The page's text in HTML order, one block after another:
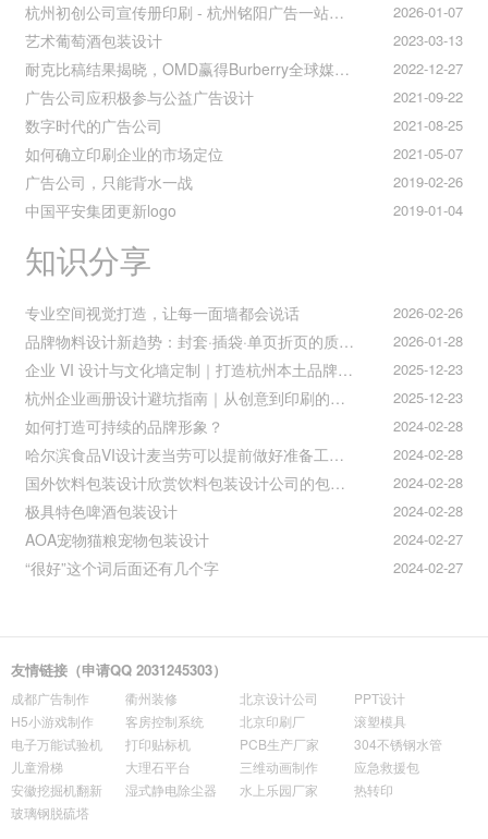
2026-01-07
杭州初创公司宣传册印刷 - 杭州铭阳广告一站式解决方案
2023-03-13
艺术葡萄酒包装设计
2022-12-27
耐克比稿结果揭晓，OMD赢得Burberry全球媒介业务（转自广告狂人日报）
2021-09-22
广告公司应积极参与公益广告设计
2021-08-25
数字时代的广告公司
2021-05-07
如何确立印刷企业的市场定位
2019-02-26
广告公司，只能背水一战
2019-01-04
中国平安集团更新logo
知识分享
2026-02-26
专业空间视觉打造，让每一面墙都会说话
2026-01-28
品牌物料设计新趋势：封套·插袋·单页折页的质感升级之道
2025-12-23
企业 VI 设计与文化墙定制｜打造杭州本土品牌专属视觉符号
2025-12-23
杭州企业画册设计避坑指南｜从创意到印刷的全流程把控
2024-02-28
如何打造可持续的品牌形象？
2024-02-28
哈尔滨食品VI设计麦当劳可以提前做好准备工作促进挪动购买
2024-02-28
国外饮料包装设计欣赏饮料包装设计公司的包装设计
2024-02-28
极具特色啤酒包装设计
2024-02-27
AOA宠物猫粮宠物包装设计
2024-02-27
“很好”这个词后面还有几个字
友情链接（申请QQ 2031245303）
成都广告制作 衢州装修 北京设计公司
PPT设计
H5小游戏制作
客房控制系统 北京印刷厂
滚塑模具
电子万能试验机
打印贴标机 PCB生产厂家
304不锈钢水管
儿童滑梯
大理石平台 三维动画制作
应急救援包
安徽挖掘机翻新
湿式静电除尘器 水上乐园厂家
热转印
玻璃钢脱硫塔